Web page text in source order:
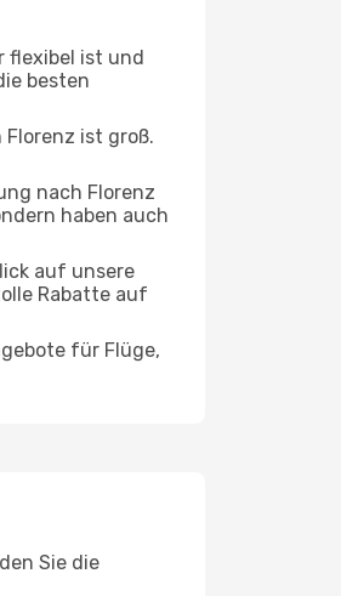
flexibel ist und
besten
ist groß.
nach Florenz
haben auch
auf unsere
Rabatte auf
für Flüge,
Sie die